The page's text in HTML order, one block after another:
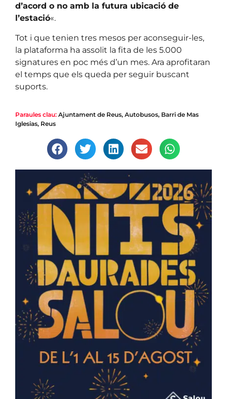
d’acord o no amb la futura ubicació de
l’estació«.
Tot i que tenien tres mesos per aconseguir-les,
la plataforma ha assolit la fita de les 5.000
signatures en poc més d’un mes. Ara aprofitaran
el temps que els queda per seguir buscant
suports.
Paraules clau: Ajuntament de Reus, Autobusos, Barri de Mas
Iglesias, Reus